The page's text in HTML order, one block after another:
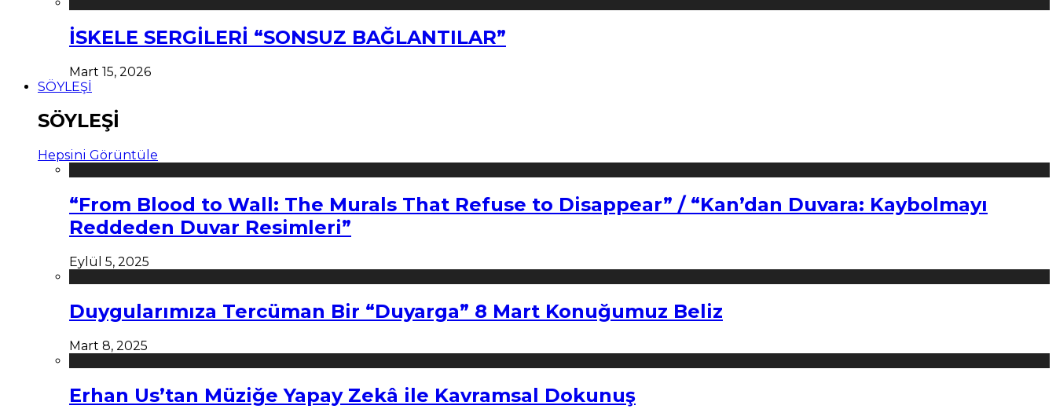
İSKELE SERGİLERİ “SONSUZ BAĞLANTILAR”
Mart 15, 2026
SÖYLEŞİ
SÖYLEŞİ
Hepsini Görüntüle
“From Blood to Wall: The Murals That Refuse to Disappear” / “Kan’dan Duvara: Kaybolmayı
Reddeden Duvar Resimleri”
Eylül 5, 2025
Duygularımıza Tercüman Bir “Duyarga” 8 Mart Konuğumuz Beliz
Mart 8, 2025
Erhan Us’tan Müziğe Yapay Zekâ ile Kavramsal Dokunuş